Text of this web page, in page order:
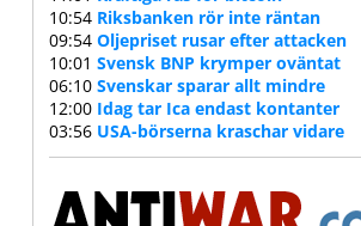
10:54 Riksbanken rör inte räntan
09:54 Oljepriset rusar efter attacken
10:01 Svensk BNP krymper oväntat
06:10 Svenskar sparar allt mindre
12:00 Idag tar Ica endast kontanter
03:56 USA-börserna kraschar vidare